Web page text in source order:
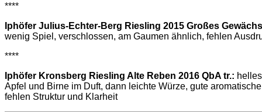
****
Iphöfer Julius-Echter-Berg Riesling 2015 Großes
wenig Spiel, verschlossen, am Gaumen ähnlich, fehlen
****
Iphöfer Kronsberg Riesling Alte Reben 2016 QbA tr.:
Apfel und Birne im Duft, dann leichte Würze, gute
fehlen Struktur und Klarheit